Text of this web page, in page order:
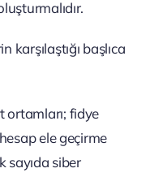
başlıca
ortamları; fidye
hesap ele geçirme
sayıda siber